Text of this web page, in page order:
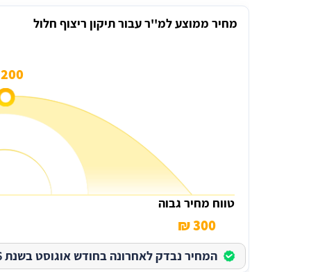
מחיר ממוצע למ''ר עבור תיקון ריצוף חלול
200 ₪
טווח מחיר גבוה
300 ₪
המחיר נבדק לאחרונה בחודש אוגוסט בשנת 2026.